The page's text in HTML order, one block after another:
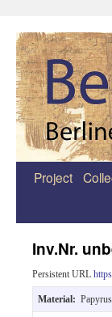
Zum
Project
Inv.Nr.
Persistent URL
Material: Papyrus